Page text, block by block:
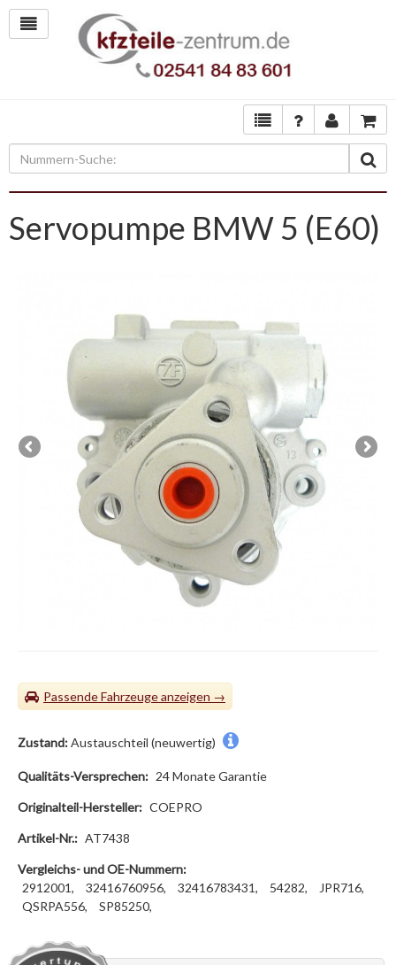
Servopumpe BMW 5 (E60)
Passende Fahrzeuge
Zustand:Austauschteil (neuwertig)
Qualitäts-Versprechen: 24 Monate Garantie
Originalteil-Hersteller: COEPRO
Artikel-Nr.: AT7438
Vergleichs- und OE-Nummern:
2912001,
32416760956, 32416783431, 54282,
JPR716,
QSRPA556,
SP85250,